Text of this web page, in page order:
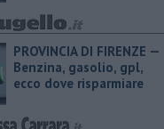
PROVINCIA DI FIRENZE — ​
Benzina, gasolio, gpl,
ecco dove risparmiare